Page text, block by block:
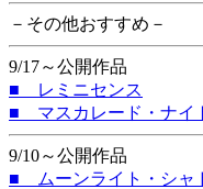
－その他おすすめ－
9/17～公開作品
■ レミニセンス
■ マスカレード・ナイ
9/10～公開作品
■ ムーンライト・シャ